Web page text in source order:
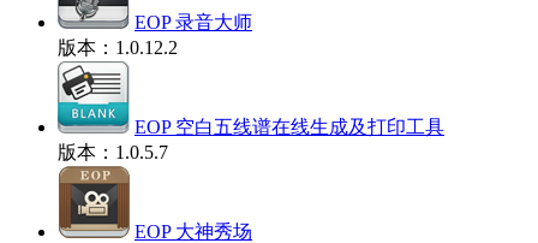
EOP 录音大师
版本：1.0.12.2
EOP 空白五线谱在线生成及打印工具
版本：1.0.5.7
EOP 大神秀场